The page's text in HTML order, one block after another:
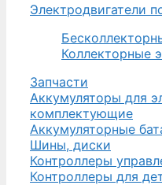
Электродвигатели
Коллекторные
Запчасти
Аккумуляторы для
комплектующие
Аккумуляторные
Шины, диски
Контроллеры
Контроллеры для